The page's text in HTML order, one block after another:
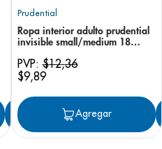
Agregar
Prudential
Ropa interior adulto prudential
invisible small/medium 18
PVP:$12,36
$9,89
Agregar